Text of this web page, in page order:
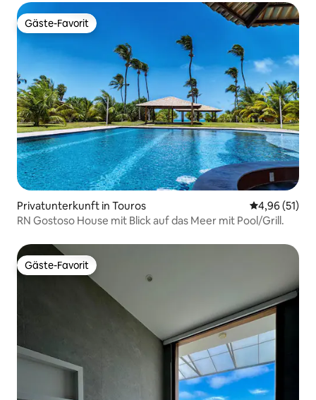
Gäste-Favorit
Gäste-Favorit
Privatunterkunft in Touros
4,96 (51)
RN Gostoso House mit Blick auf das Meer mit Pool/Grill.
Gäste-Favorit
Gäste-Favorit